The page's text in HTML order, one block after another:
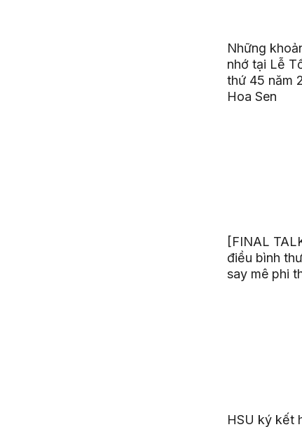
Những
nhớ tại Lễ
thứ 45 năm
Hoa Sen
[FINAL
điều bình
say mê phi
HSU ký kết